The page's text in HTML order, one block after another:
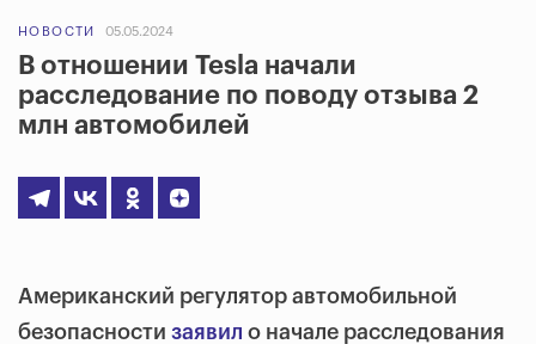
НОВОСТИ 05.05.2024
В отношении Tesla начали
расследование по поводу отзыва 2
млн автомобилей
Американский регулятор автомобильной
безопасности заявил о начале расследования